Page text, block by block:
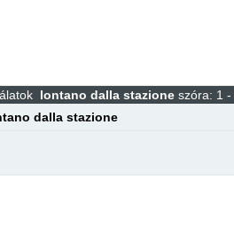
lontano dalla stazione szóra: 1 -
dalla stazione